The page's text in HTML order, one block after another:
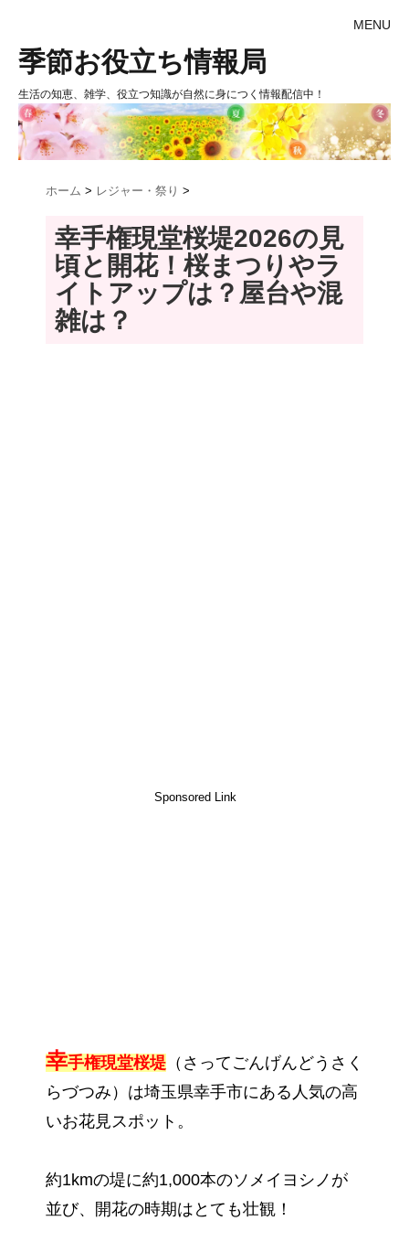
MENU
季節お役立ち情報局
生活の知恵、雑学、役立つ知識が自然に身につく情報配信中！
ホーム > レジャー・祭り >
幸手権現堂桜堤2026の見
頃と開花！桜まつりやラ
イトアップは？屋台や混
雑は？
Sponsored Link
幸手権現堂桜堤 （さってごんげんどうさく
らづつみ）は埼玉県幸手市にある人気の高
いお花見スポット。
約1kmの堤に約1,000本のソメイヨシノが
並び、開花の時期はとても壮観！